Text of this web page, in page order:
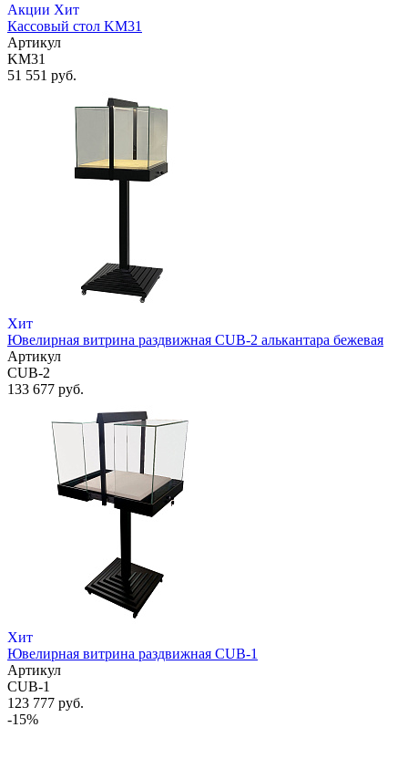
Акции Хит
Кассовый стол KM31
Артикул
KM31
51 551 руб.
Хит
Ювелирная витрина раздвижная CUB-2 алькантара бежевая
Артикул
CUB-2
133 677 руб.
Хит
Ювелирная витрина раздвижная CUB-1
Артикул
CUB-1
123 777 руб.
-15%